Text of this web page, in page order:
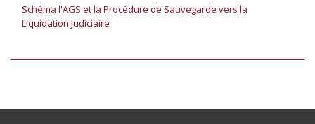
Schéma l'AGS et la Procédure de Sauvegarde vers la
Liquidation Judiciaire